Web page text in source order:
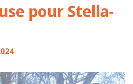
pour Stella-